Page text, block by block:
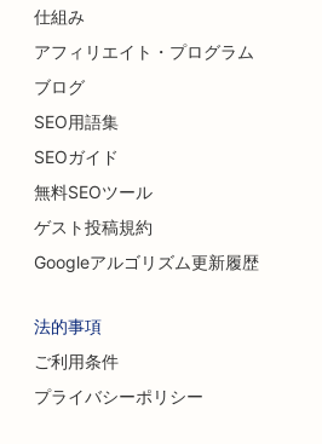
仕組み
アフィリエイト・プログラム
ブログ
SEO用語集
SEOガイド
無料SEOツール
ゲスト投稿規約
Googleアルゴリズム更新履歴
法的事項
ご利用条件
プライバシーポリシー